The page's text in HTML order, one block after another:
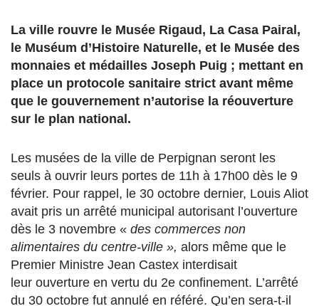
La ville rouvre le Musée Rigaud, La Casa Pairal,
le Muséum d’Histoire Naturelle, et le Musée des
monnaies et médailles Joseph Puig ; mettant en
place un protocole sanitaire strict avant même
que le gouvernement n’autorise la réouverture
sur le plan national.
Les musées de la ville de Perpignan seront les
seuls à ouvrir leurs portes de 11h à 17h00 dès le 9
février. Pour rappel, le 30 octobre dernier, Louis Aliot
avait pris un arrêté municipal autorisant l’ouverture
dès le 3 novembre « des commerces non
alimentaires du centre-ville », alors même que le
Premier Ministre Jean Castex interdisait
leur ouverture en vertu du 2e confinement. L’arrêté
du 30 octobre fut annulé en référé. Qu’en sera-t-il